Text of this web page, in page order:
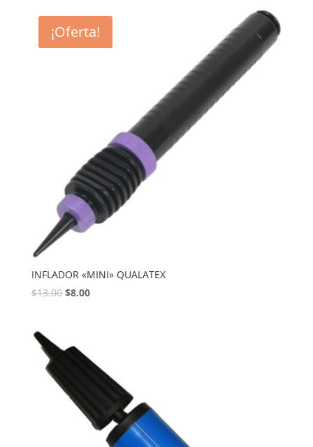
¡Oferta!
INFLADOR «MINI» QUALATEX
$13.00 $8.00